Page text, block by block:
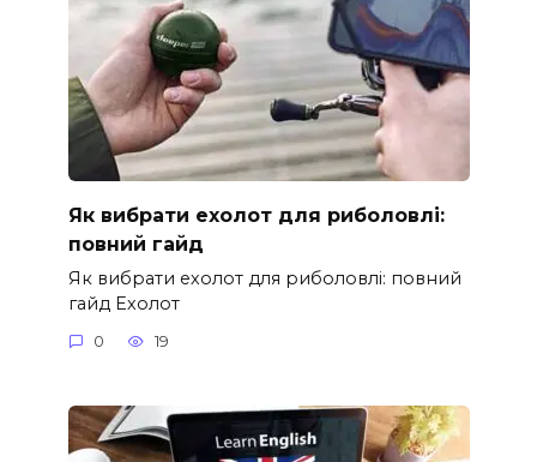
Як вибрати ехолот для риболовлі:
повний гайд
Як вибрати ехолот для риболовлі: повний
гайд Ехолот
0 19